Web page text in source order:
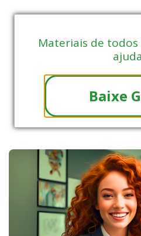
Materiais de
Baixe